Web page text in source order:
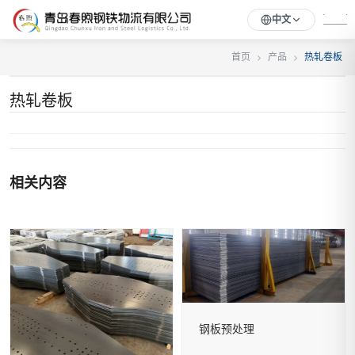
中文
首页 产品 热轧卷板
热轧卷板
相关内容
钢板预处理